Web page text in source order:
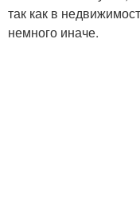
так как в
немного иначе.